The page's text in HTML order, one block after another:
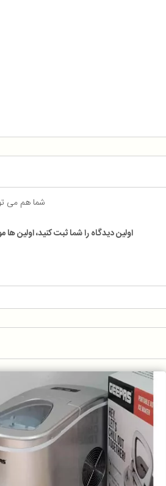
شما هم می
اولین دیدگاه را شما ثبت کنید، اولین ها